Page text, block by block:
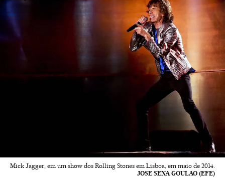
Mick Jagger, em um show dos Rolling Stones em Lisboa, em maio de 2014.
JOSE SENA GOULAO (EFE)